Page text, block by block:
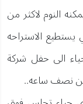
النوم لاكثر من
الاستراحه
الى حفل شركة
من نصف ساعه..